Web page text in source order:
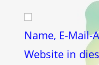
zum
ein
URL
ein
(optional)
Name, E-Mail-
Website in